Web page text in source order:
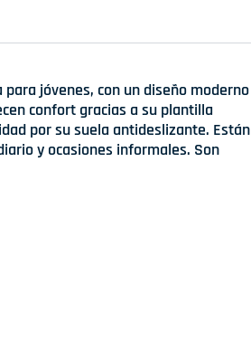
jóvenes, con un diseño moderno
confort gracias a su plantilla
por su suela antideslizante. Están
y ocasiones informales. Son